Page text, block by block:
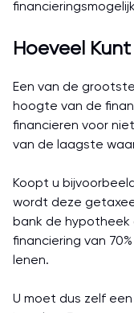
Hoeveel
Een van de
hoogte van de
financieren voor
van de laagste
Koopt u
wordt deze
bank de hypotheek
financiering van
lenen.
U moet dus zelf